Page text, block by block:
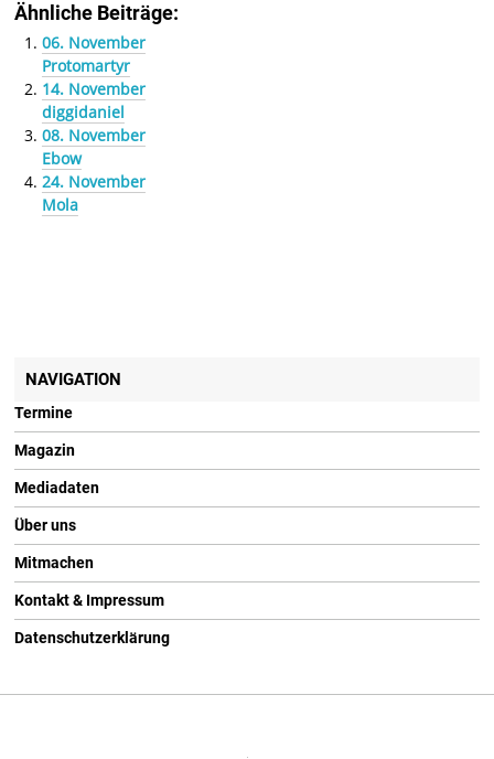
Ähnliche Beiträge:
06. November
Protomartyr
14. November
diggidaniel
08. November
Ebow
24. November
Mola
NAVIGATION
Termine
Magazin
Mediadaten
Über uns
Mitmachen
Kontakt & Impressum
Datenschutzerklärung